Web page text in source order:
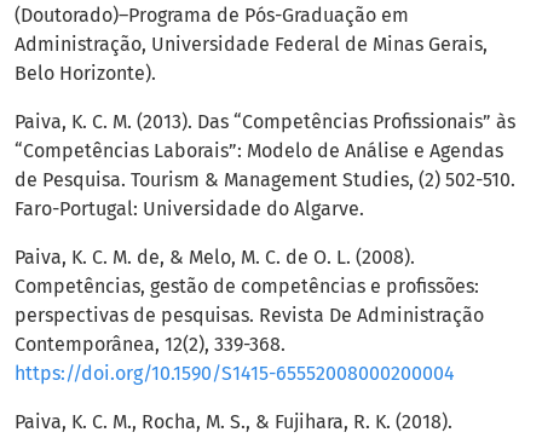
(Doutorado)–Programa de Pós-Graduação em
Administração, Universidade Federal de Minas Gerais,
Belo Horizonte).
Paiva, K. C. M. (2013). Das “Competências Profissionais” às
“Competências Laborais”: Modelo de Análise e Agendas
de Pesquisa. Tourism & Management Studies, (2) 502-510.
Faro-Portugal: Universidade do Algarve.
Paiva, K. C. M. de, & Melo, M. C. de O. L. (2008).
Competências, gestão de competências e profissões:
perspectivas de pesquisas. Revista De Administração
Contemporânea, 12(2), 339-368.
https://doi.org/10.1590/S1415-65552008000200004
Paiva, K. C. M., Rocha, M. S., & Fujihara, R. K. (2018).